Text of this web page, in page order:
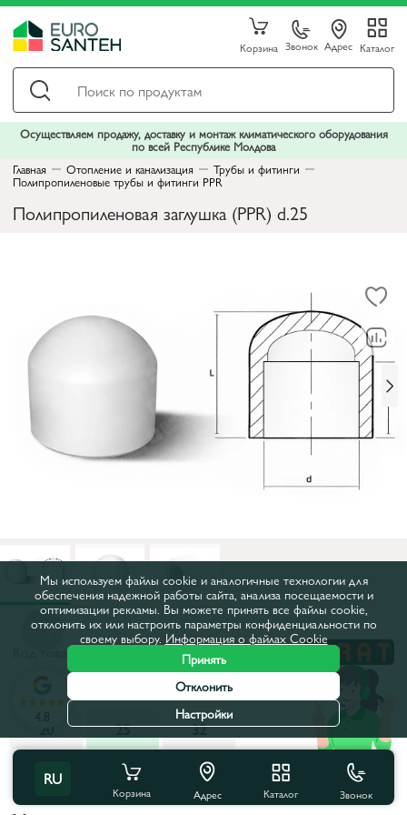
Корзина Звонок Адрес Каталог
Осуществляем продажу, доставку и монтаж климатического оборудования
по всей Республике Молдова
Главная
Отопление и канализация Трубы и фитинги
Полипропиленовые трубы и фитинги PPR
Полипропиленовая заглушка (PPR) d.25
Код товара:15020
Диаметр, мм:
25
32
Все характеристики
RU
Корзина Адрес Каталог Звонок
4.8
Мы используем файлы cookie и аналогичные технологии для
обеспечения надежной работы сайта, анализа посещаемости и
оптимизации рекламы. Вы можете принять все файлы cookie,
отклонить их или настроить параметры конфиденциальности по
своему выбору. Информация о файлах Cookie
Принять
Отклонить
Настройки